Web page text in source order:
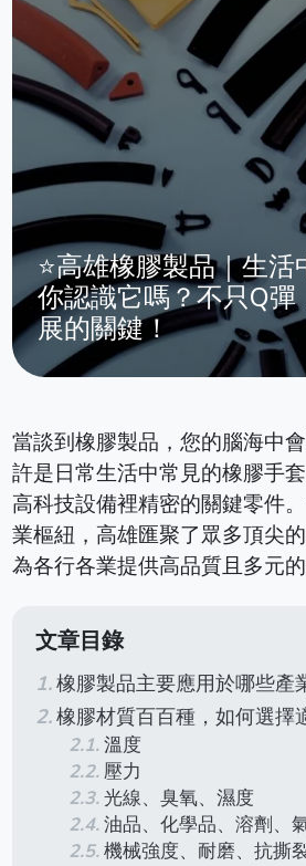
⭐高雄橡膠製品｜生
你認識它嗎？不只Q彈
展的關鍵！
當談到橡膠製品，您的腦海中
許是日常生活中常見的橡膠手
高科技設備裡精密的關鍵零件
業樞紐，高雄匯聚了眾多頂尖
為各行各業提供高品質且多元的
文章目錄
橡膠製品主要應用於哪些產
橡膠材質百百種，如何選擇
溫度
壓力
光線、臭氧、濕度
油品、化學品、溶劑、
機械強度、耐磨、抗撕